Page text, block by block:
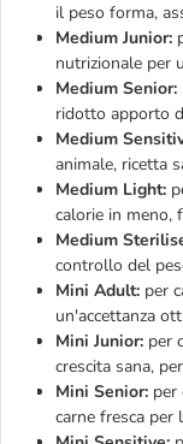
il peso forma,
Medium Junior:
nutrizionale per
Medium Senior:
ridotto apporto
Medium
animale, ricetta
Medium Light:
calorie in meno,
Medium
controllo del
Mini Adult: per
un'accettanza
Mini Junior: per
crescita sana,
Mini Senior: per
carne fresca per